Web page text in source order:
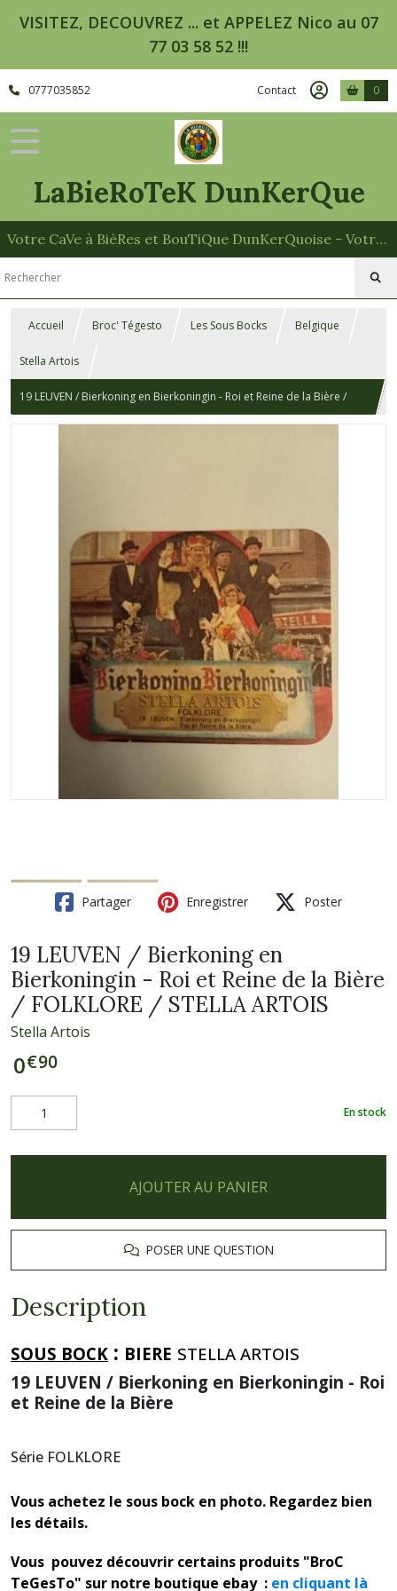
VISITEZ, DECOUVREZ ... et APPELEZ Nico au 07
77 03 58 52 !!!
0777035852 Contact 0
LaBieRoTeK DunKerQue
Votre CaVe à BièRes et BouTiQue DunKerQuoise - Votre Spécialiste des Paniers Garnis
Accueil Broc' Tégesto Les Sous Bocks Belgique
Stella Artois
19 LEUVEN / Bierkoning en Bierkoningin - Roi et Reine de la Bière /
Partager Enregistrer Poster
19 LEUVEN / Bierkoning en
Bierkoningin - Roi et Reine de la Bière
/ FOLKLORE / STELLA ARTOIS
Stella Artois
0€90
En stock
AJOUTER AU PANIER
POSER UNE QUESTION
Description
SOUS BOCK : BIERE STELLA ARTOIS
19 LEUVEN / Bierkoning en Bierkoningin - Roi
et Reine de la Bière
Série FOLKLORE
Vous achetez le sous bock en photo. Regardez bien
les détails.
Vous pouvez découvrir certains produits "BroC
TeGesTo" sur notre boutique ebay : en cliquant là